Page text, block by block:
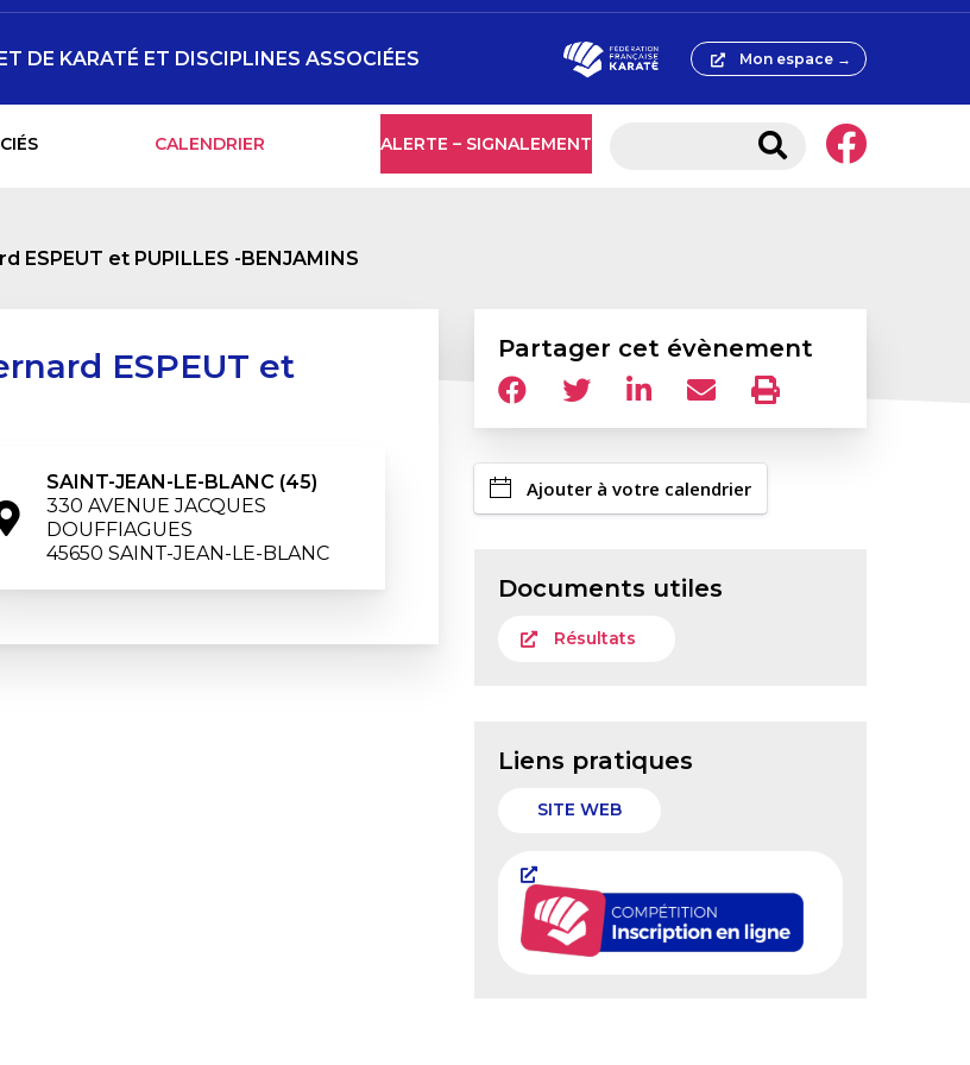
CALENDRIER ALERTE – SIGNALEMENT
DE KARATÉ ET DISCIPLINES ASSOCIÉES Mon espace →
ESPEUT et PUPILLES -BENJAMINS
ESPEUT et
SAINT-JEAN-LE-BLANC (45)
330 AVENUE JACQUES
DOUFFIAGUES
45650 SAINT-JEAN-LE-BLANC
Partager cet évènement
Ajouter à votre calendrier
Documents utiles
Résultats
Liens pratiques
SITE WEB